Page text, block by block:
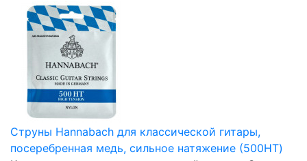
Cтруны Hannabach для классической гитары,
посеребренная медь, сильное натяжение (500HT)